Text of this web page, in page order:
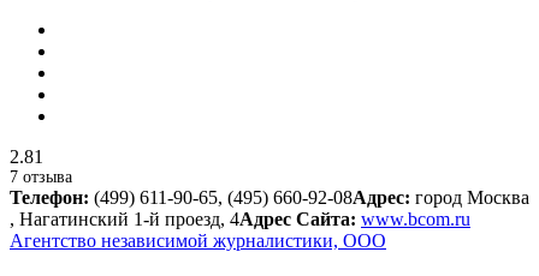
2.81
7 отзыва
Телефон: (499) 611-90-65, (495) 660-92-08Адрес: город Москва
, Нагатинский 1-й проезд, 4Адрес Сайта: www.bcom.ru
Агентство независимой журналистики, ООО